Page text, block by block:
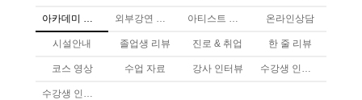
아카데미 스케치 외부강연 스케치 아티스트 아트웤 온라인상담
시설안내 졸업생 리뷰 진로 & 취업 한 줄 리뷰
코스 영상 수업 자료 강사 인터뷰 수강생 인터뷰
수강생 인터뷰